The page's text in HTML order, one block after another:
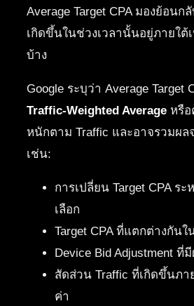
Average Target CPA มองย้อนก
เกิดขึ้นในช่วงเวลานั้นอยู่ภายใต้
บ้าง
Google ระบุว่า Average Target
Traffic-Weighted Average หรือ
หนักตาม Traffic และอาจรวมผล
เช่น:
การเปลี่ยน Target CPA ระ
เลือก
Target CPA ที่แตกต่างกันใ
Device Bid Adjustment ที่
สัดส่วน Traffic ที่เกิดขึ้นภา
ค่า